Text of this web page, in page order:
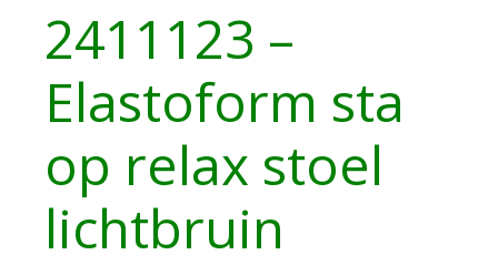
2411123 –
Elastoform sta
op relax stoel
lichtbruin